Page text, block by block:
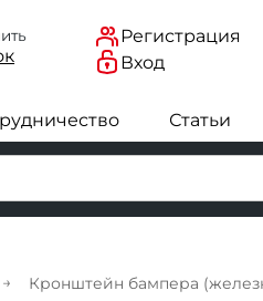
Регистрация
Вход
Статьи
Кронштейн бампера